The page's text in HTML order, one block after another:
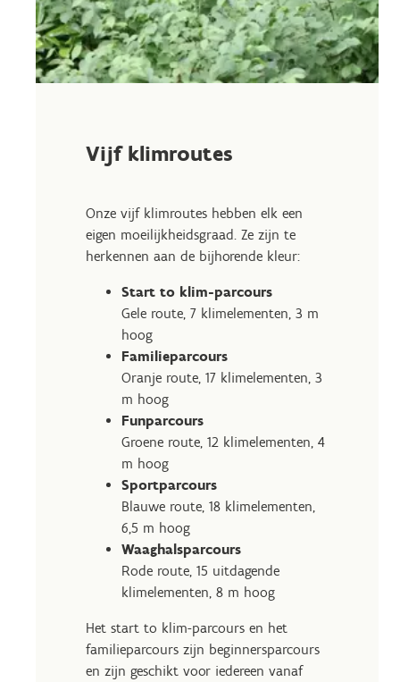
Vijf klimroutes
Onze vijf klimroutes hebben elk een
eigen moeilijkheidsgraad. Ze zijn te
herkennen aan de bijhorende kleur:
Start to klim-parcours
Gele route, 7 klimelementen, 3 m
hoog
Familieparcours
Oranje route, 17 klimelementen, 3
m hoog
Funparcours
Groene route, 12 klimelementen, 4
m hoog
Sportparcours
Blauwe route, 18 klimelementen,
6,5 m hoog
Waaghalsparcours
Rode route, 15 uitdagende
klimelementen, 8 m hoog
Het start to klim-parcours en het
familieparcours zijn beginnersparcours
en zijn geschikt voor iedereen vanaf